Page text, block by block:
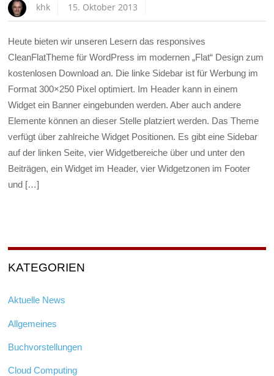
khk 15. Oktober 2013
Heute bieten wir unseren Lesern das responsives
CleanFlatTheme für WordPress im modernen „Flat“ Design zum
kostenlosen Download an. Die linke Sidebar ist für Werbung im
Format 300×250 Pixel optimiert. Im Header kann in einem
Widget ein Banner eingebunden werden. Aber auch andere
Elemente können an dieser Stelle platziert werden. Das Theme
verfügt über zahlreiche Widget Positionen. Es gibt eine Sidebar
auf der linken Seite, vier Widgetbereiche über und unter den
Beiträgen, ein Widget im Header, vier Widgetzonen im Footer
und […]
KATEGORIEN
Aktuelle News
Allgemeines
Buchvorstellungen
Cloud Computing